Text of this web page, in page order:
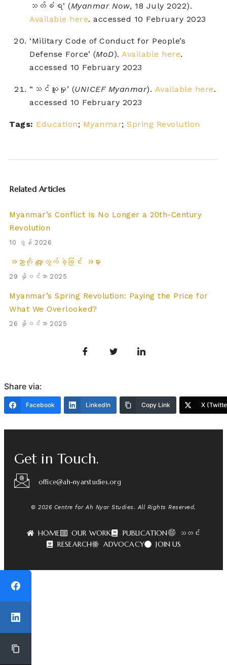
သတ်ခံရ’ (Myanmar Now, 18 July 2022).
Available here. accessed 10 February 2023
‘Military Code of Conduct for People’s
Defense Force’ (MoD). Available here.
accessed 10 February 2023
“သင်ယူမှု’ (UNICEF Myanmar). Available here.
accessed 10 February 2023
Tags: Education; Myanmar; Spring Revolution
Related Articles
Myanmar’s Conflict Is No Longer a 20th-Century
Revolution
10 ဇွန် 2026
အညာကို လျှော့တွက်ခဲ့ခြင်း အမှား
29 နိုဝင်ဘာ 2025
Myanmar’s Spring Revolution: Paying the Price for
What We Overlooked?
26 နိုဝင်ဘာ 2025
Share via:
Facebook LinkedIn Copy Link X
Get in Touch.
office@ah-nyarstudies.org
© 2026 Centre for Ah Nyar Studies. All Rights Reserved.
HOME OUR WORK PUBLICATION
သတင်း
RESEARCH
ADVOCACY JOIN US